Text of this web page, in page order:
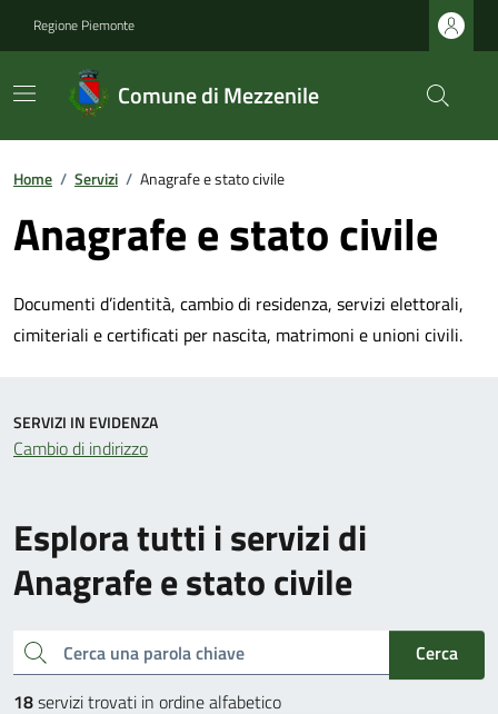
Regione Piemonte
Comune di Mezzenile
Home / Servizi / Anagrafe e stato civile
Anagrafe e stato civile
Documenti d’identità, cambio di residenza, servizi elettorali,
cimiteriali e certificati per nascita, matrimoni e unioni civili.
Esplora tutti i servizi di
Anagrafe e stato civile
Cerca una parola chiave
Cerca
18servizi trovati in ordine alfabetico
SERVIZI IN EVIDENZA
Cambio di indirizzo